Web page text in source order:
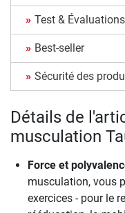
Test & Évaluations
Best-seller
Sécurité des
Détails de
musculation
Force et
musculation, vous
exercices - pour le